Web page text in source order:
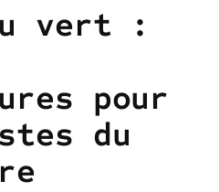
vert :
pour
du